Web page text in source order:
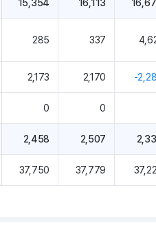
15,354 16,113
285 337
2,173 2,170 -
0 0
2,458 2,507
37,750 37,779